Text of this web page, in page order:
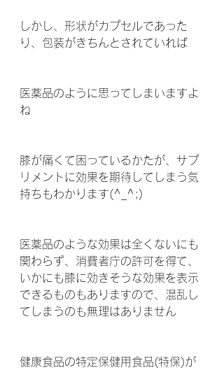
しかし、形状がカプセルであった
り、包装がきちんとされていれば
医薬品のように思ってしまいますよ
ね
膝が痛くて困っているかたが、サプ
リメントに効果を期待してしまう気
持ちもわかります(^_^;)
医薬品のような効果は全くないにも
関わらず、消費者庁の許可を得て、
いかにも膝に効きそうな効果を表示
できるものもありますので、混乱し
てしまうのも無理はありません
健康食品の特定保健用食品(特保)が